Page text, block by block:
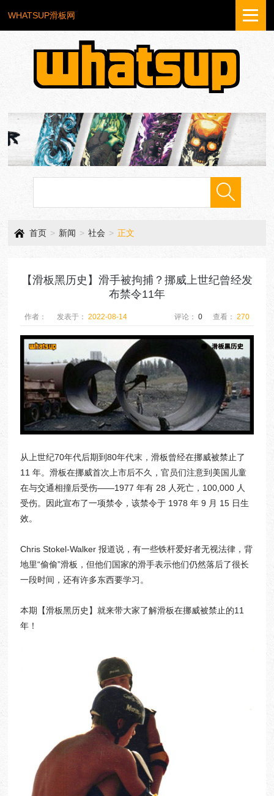
WHATSUP滑板网
首页 > 新闻 > 社会 > 正文
【滑板黑历史】滑手被拘捕？挪威上世纪曾经发
布禁令11年
作者： 发表于：2022-08-14 评论： 0 查看： 270
从上世纪70年代后期到80年代末，滑板曾经在挪威被禁止了
11 年。滑板在挪威首次上市后不久，官员们注意到美国儿童
在与交通相撞后受伤——1977 年有 28 人死亡，100,000 人
受伤。因此宣布了一项禁令，该禁令于 1978 年 9 月 15 日生
效。
Chris Stokel-Walker 报道说，有一些铁杆爱好者无视法律，背
地里“偷偷”滑板，但他们国家的滑手表示他们仍然落后了很长
一段时间，还有许多东西要学习。
本期【滑板黑历史】就来带大家了解滑板在挪威被禁止的11
年！